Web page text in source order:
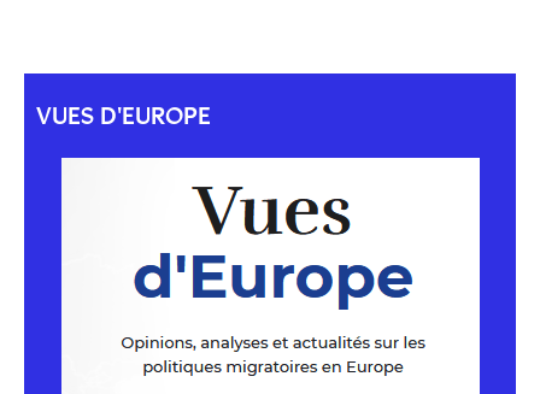
VUES D'EUROPE